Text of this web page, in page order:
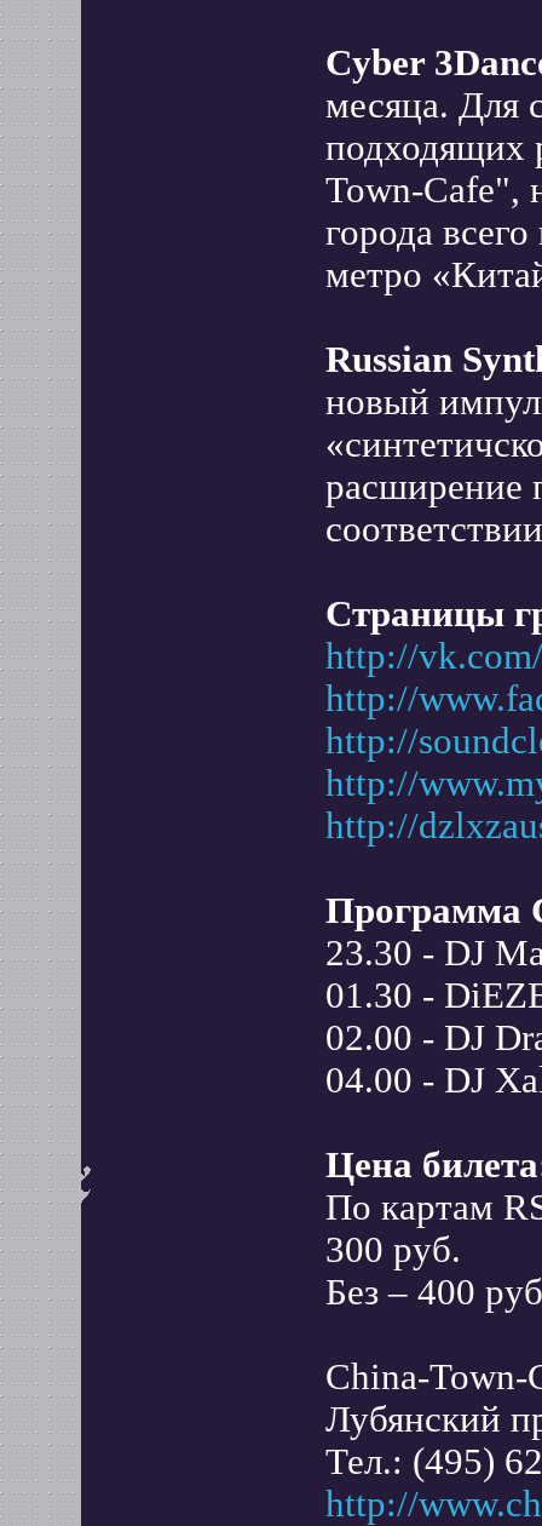
Cyber
месяца. Для
подходящих
Town-Cafe",
города
метро
Russian
новый
расширение
Страницы
http://
http://
http://
http://
http://
Программа
23.30 - DJ
01.30 -
02.00 - DJ
04.00 - DJ
Цена
По картам
300 руб.
Без – 400
China-Town-
Лубянский
Тел.: (495)
http://